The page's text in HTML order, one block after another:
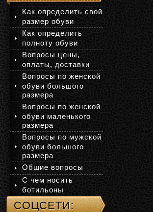
Как определить свой
размер обуви
Как определить
полноту обуви
Вопросы цены,
оплаты, доставки
Вопросы по женской
обуви большого
размера
Вопросы по женской
обуви маленького
размера
Вопросы по мужской
обуви большого
размера
Общие вопросы
С чем носить
ботильоны
СОЦСЕТИ: